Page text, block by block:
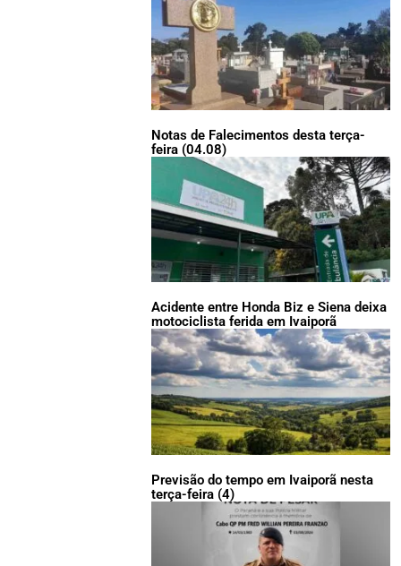
Notas de Falecimentos desta terça-
feira (04.08)
Acidente entre Honda Biz e Siena deixa
motociclista ferida em Ivaiporã
Previsão do tempo em Ivaiporã nesta
terça-feira (4)